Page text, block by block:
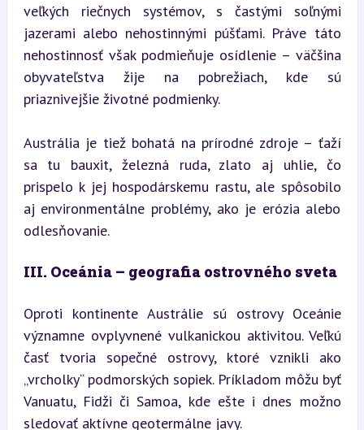
veľkých riečnych systémov, s častými soľnými
jazerami alebo nehostinnými púšťami. Práve táto
nehostinnosť však podmieňuje osídlenie – väčšina
obyvateľstva žije na pobrežiach, kde sú
priaznivejšie životné podmienky.
Austrália je tiež bohatá na prírodné zdroje – ťaží
sa tu bauxit, železná ruda, zlato aj uhlie, čo
prispelo k jej hospodárskemu rastu, ale spôsobilo
aj environmentálne problémy, ako je erózia alebo
odlesňovanie.
III. Oceánia – geografia ostrovného sveta
Oproti kontinente Austrálie sú ostrovy Oceánie
významne ovplyvnené vulkanickou aktivitou. Veľkú
časť tvoria sopečné ostrovy, ktoré vznikli ako
„vrcholky“ podmorských sopiek. Príkladom môžu byť
Vanuatu, Fidži či Samoa, kde ešte i dnes možno
sledovať aktívne geotermálne javy.